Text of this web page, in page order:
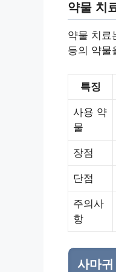
약물 치
약물 치료
등의 약물
특징
사용 약
물
장점
단점
주의사
항
사마